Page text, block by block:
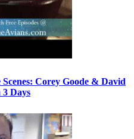
Corey Goode & David
3 Days